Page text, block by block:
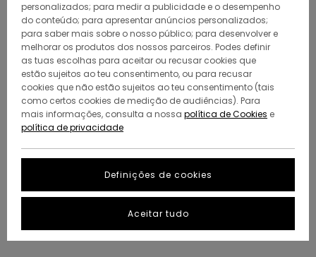
personalizados; para medir a publicidade e o desempenho
do conteúdo; para apresentar anúncios personalizados;
para saber mais sobre o nosso público; para desenvolver e
melhorar os produtos dos nossos parceiros. Podes definir
as tuas escolhas para aceitar ou recusar cookies que
estão sujeitos ao teu consentimento, ou para recusar
cookies que não estão sujeitos ao teu consentimento (tais
como certos cookies de medição de audiências). Para
mais informações, consulta a nossa política de Cookies e
política de privacidade
Definições de cookies
Aceitar tudo